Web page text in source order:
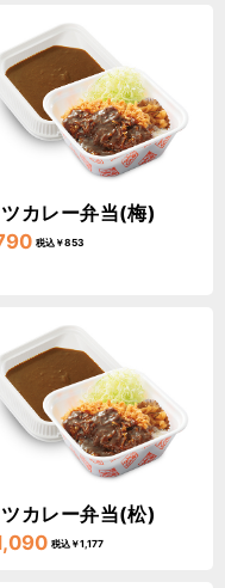
カレー弁当(梅)
税込￥853
カレー弁当(松)
税込￥1,177